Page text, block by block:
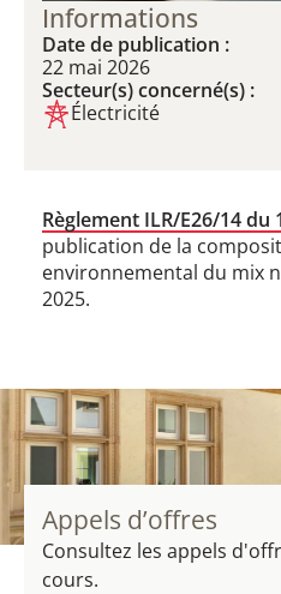
Informations
Date de publication :
22 mai 2026
Secteur(s) concerné(s) :
Électricité
Règlement ILR/E26/14 du
publication de la
environnemental du mix
2025.
Appels d’offres
Consultez les appels
cours.